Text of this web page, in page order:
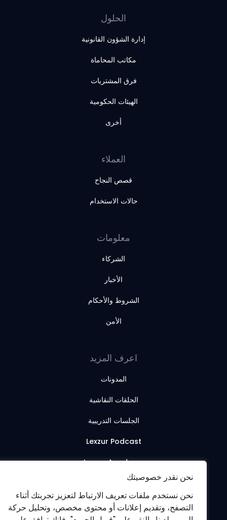
نحن نقدر خصوصيتك
نحن نستخدم ملفات تعريف الارتباط لتعزيز تجربتك أثناء
التصفح، وتقديم إعلانات أو محتوى مخصص، وتحليل حركة
الحلول
إدارة الشؤون القانونية
مكاتب المحاماة
فرق المشتريات
الهيئات الحكومية
أخرى
العملاء
قصص النجاح
حالات الاستخدام
معلومات
الشركاء
الأخبار
الشروط والأحكام
الأمن
اعرف المزيد
المدونات
الحلقات النقاشية
الجلسات التدريبية
Lexzur Podcast
Lexzur Academy